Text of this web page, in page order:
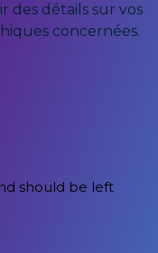
des détails sur vos
concernées.
should be left